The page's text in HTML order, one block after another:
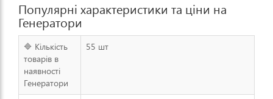
Популярні характеристики та ціни на
Генератори
🔷 Кількість
товарів в
наявності
Генератори
55 шт